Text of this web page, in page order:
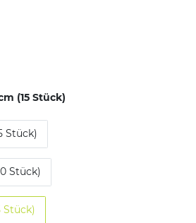
(15 Stück)
Stück)
Stück)
Stück)